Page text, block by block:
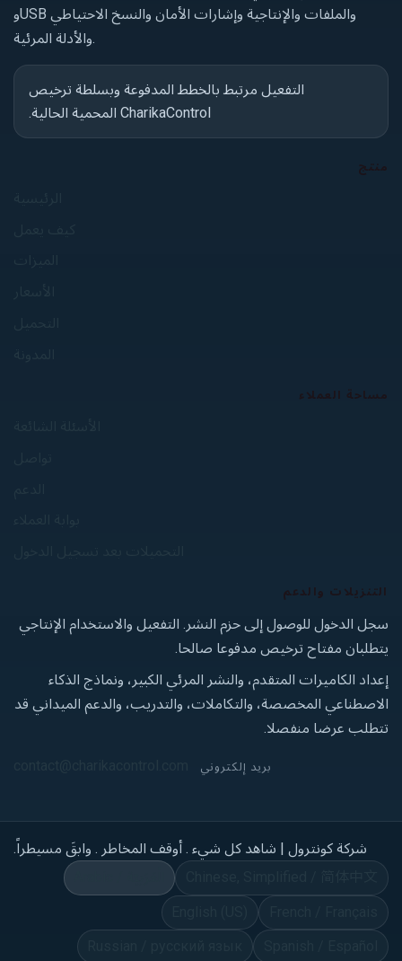
وUSB والملفات والإنتاجية وإشارات الأمان والنسخ الاحتياطي
والأدلة المرئية.
التفعيل مرتبط بالخطط المدفوعة وبسلطة ترخيص
CharikaControl المحمية الحالية.
منتج
مساحة العملاء
التنزيلات والدعم
سجل الدخول للوصول إلى حزم النشر. التفعيل والاستخدام الإنتاجي
يتطلبان مفتاح ترخيص مدفوعا صالحا.
إعداد الكاميرات المتقدم، والنشر المرئي الكبير، ونماذج الذكاء
الاصطناعي المخصصة، والتكاملات، والتدريب، والدعم الميداني قد
تتطلب عرضا منفصلا.
بريد إلكتروني
شركة كونترول
| شاهد كل شيء . أوقف المخاطر . وابقَ مسيطراً.